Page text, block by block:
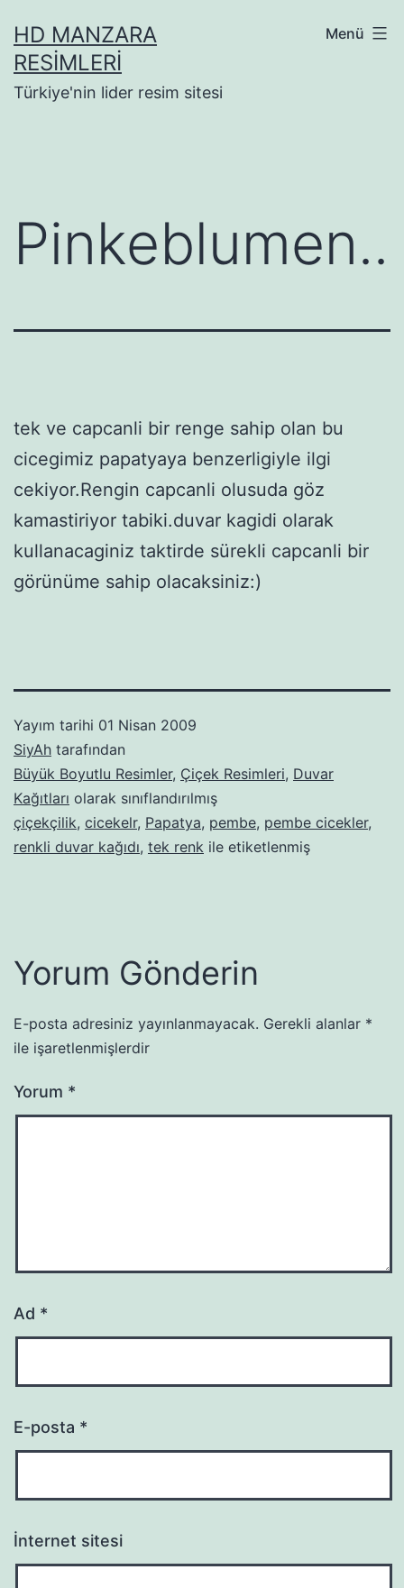
geçHD MANZARA
RESIMLERI
Türkiye'nin lider resim sitesi
Menü
Pinkeblumen..
tek ve capcanli bir renge sahip olan bu
cicegimiz papatyaya benzerligiyle ilgi
cekiyor.Rengin capcanli olusuda göz
kamastiriyor tabiki.duvar kagidi olarak
kullanacaginiz taktirde sürekli capcanli bir
görünüme sahip olacaksiniz:)
Yayım tarihi 01 Nisan 2009
SiyAh tarafından
Büyük Boyutlu Resimler, Çiçek Resimleri, Duvar
Kağıtları olarak sınıflandırılmış
çiçekçilik, cicekelr, Papatya, pembe, pembe cicekler,
renkli duvar kağıdı, tek renk ile etiketlenmiş
Yorum Gönderin
E-posta adresiniz yayınlanmayacak. Gerekli alanlar *
ile işaretlenmişlerdir
Yorum *
Ad *
E-posta *
İnternet sitesi